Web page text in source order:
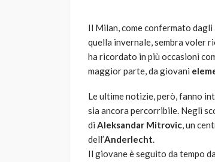
Il Milan, come confermato
quella invernale, sembra voler
ha ricordato in più occasioni
maggior parte, da giovani
Le ultime notizie, però, fanno
sia ancora percorribile. Negli
di Aleksandar Mitrovic, un
dell’Anderlecht.
Il giovane è seguito da tempo
VARIE
Robot
god 1